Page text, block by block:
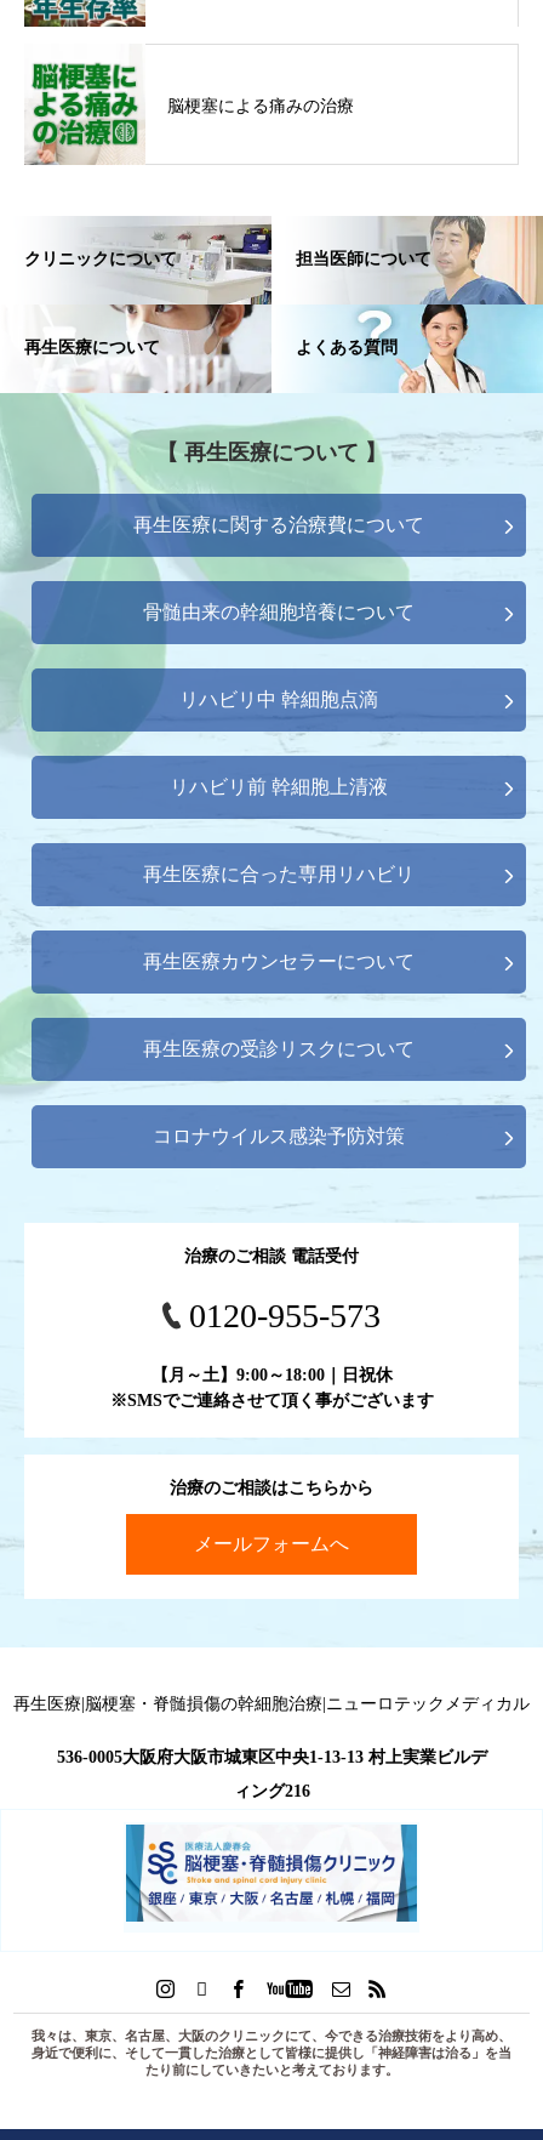
脳梗塞による痛みの治療
クリニックについて 担当医師について
再生医療について よくある質問
【 再生医療について 】
再生医療に関する治療費について
骨髄由来の幹細胞培養について
リハビリ中 幹細胞点滴
リハビリ前 幹細胞上清液
再生医療に合った専用リハビリ
再生医療カウンセラーについて
再生医療の受診リスクについて
コロナウイルス感染予防対策
治療のご相談はこちらから
メールフォームへ
治療のご相談 電話受付
0120-955-573
【月～土】9:00～18:00｜日祝休
※SMSでご連絡させて頂く事がございます
再生医療|脳梗塞・脊髄損傷の幹細胞治療|ニューロテックメディカル
536-0005大阪府大阪市城東区中央1-13-13 村上実業ビルデ
ィング216
我々は、東京、名古屋、大阪のクリニックにて、今できる治療技術をより高め、
身近で便利に、そして一貫した治療として皆様に提供し「神経障害は治る 」を当
たり前にしていきたいと考えております。